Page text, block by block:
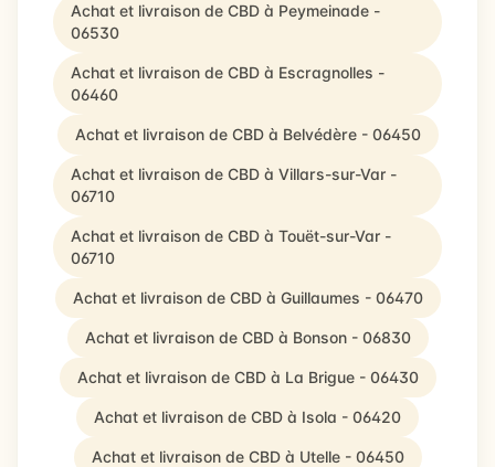
Achat et livraison de CBD à Peymeinade -
06530
Achat et livraison de CBD à Escragnolles -
06460
Achat et livraison de CBD à Belvédère - 06450
Achat et livraison de CBD à Villars-sur-Var -
06710
Achat et livraison de CBD à Touët-sur-Var -
06710
Achat et livraison de CBD à Guillaumes - 06470
Achat et livraison de CBD à Bonson - 06830
Achat et livraison de CBD à La Brigue - 06430
Achat et livraison de CBD à Isola - 06420
Achat et livraison de CBD à Utelle - 06450